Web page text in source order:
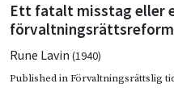
Ett fatalt misstag eller
Rune Lavin (1940)
Published inFörvaltningsrättslig